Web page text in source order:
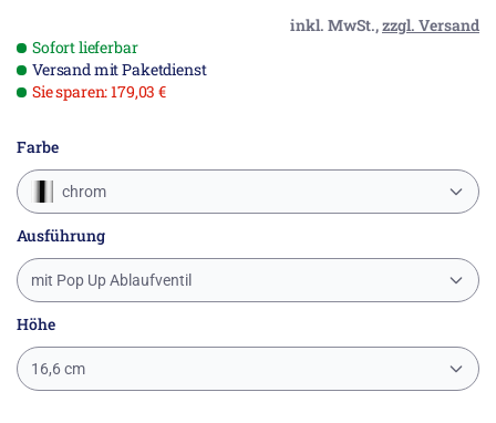
inkl. MwSt.,zzgl. Versand
Sofort lieferbar
Versand mit Paketdienst
Sie sparen: 179,03 €
Farbe
chrom
Ausführung
mit Pop Up Ablaufventil
Höhe
16,6 cm